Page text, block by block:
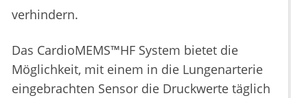
verhindern.
Das CardioMEMS™HF System bietet die
Möglichkeit, mit einem in die Lungenarterie
eingebrachten Sensor die Druckwerte täglich